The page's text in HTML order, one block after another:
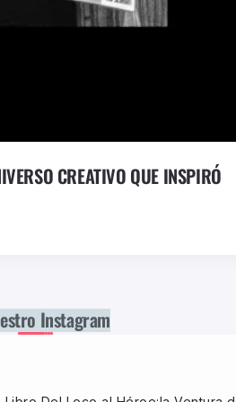
CREATIVO QUE INSPIRÓ
Instagram